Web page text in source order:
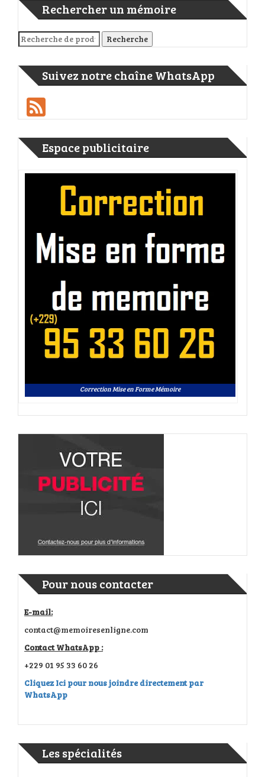
Rechercher un mémoire
Recherche pour : Recherche
Suivez notre chaîne WhatsApp
Espace publicitaire
Correction Mise en Forme Mémoire
Pour nous contacter
E-mail:
contact@memoiresenligne.com
Contact WhatsApp :
+229 01 95 33 60 26
Cliquez Ici pour nous joindre directement par
WhatsApp
Les spécialités